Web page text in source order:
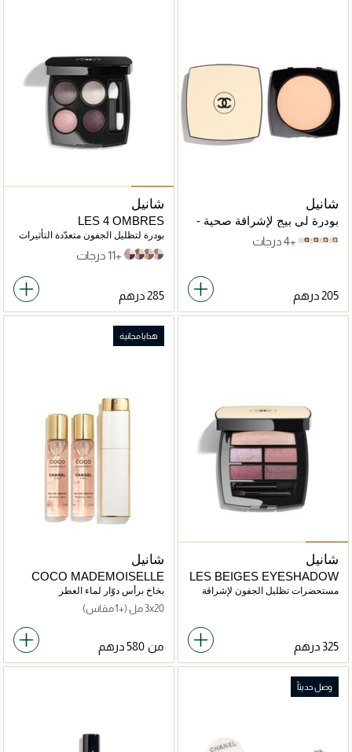
شانيل
بودرة لي بيج لإشراقة صحية -
b10
b30
b40
b50 +4 درجات
شانيل
LES 4 OMBRES
بودرة لتظليل الجفون متعدّدة التأثيرات
202 tissé camélia
204 tissé vendôme
226 tissé rivoli
228 tissé cambon +11 درجات
شانيل
LES BEIGES EYESHADOW
PALETTE
مستحضرات تظليل الجفون لإشراقة
هدايا مجانية
شانيل
COCO MADEMOISELLE
TWIST AND SPRAY Eau de
Parfum rechargeable
بخاخ برأس دوّار لماء العطر
3x20 مل (+1 مقاس)
من
وصل حديثاً